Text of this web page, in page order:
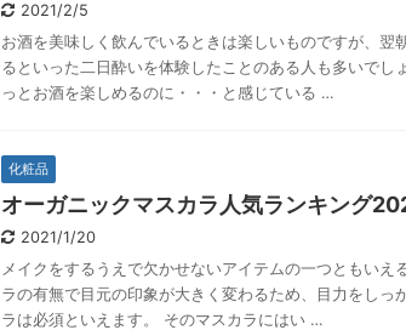
2021/2/5
お酒を美味しく飲んでいるときは楽しいものですが、翌
るといった二日酔いを体験したことのある人も多いでし
っとお酒を楽しめるのに・・・と感じている …
化粧品
オーガニックマスカラ人気ランキング
2021/1/20
メイクをするうえで欠かせないアイテムの一つともいえ
ラの有無で目元の印象が大きく変わるため、目力をしっ
ラは必須といえます。 そのマスカラにはい …